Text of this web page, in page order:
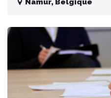
Namur, Belgique